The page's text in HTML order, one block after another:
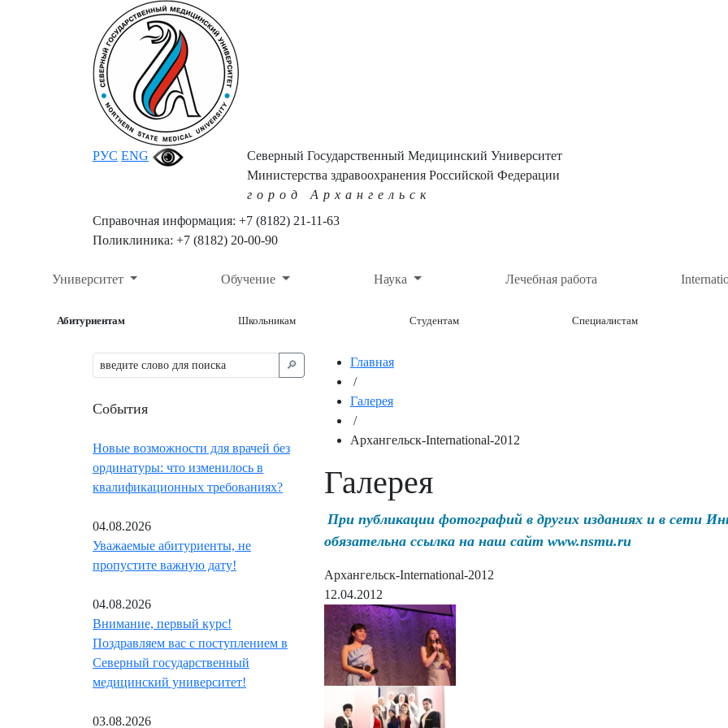
РУС ENG
Северный Государственный Медицинский Университет
Министерства здравоохранения Российской Федерации
город Архангельск
Справочная информация: +7 (8182) 21-11-63
Поликлиника: +7 (8182) 20-00-90
Университет Обучение Наука Лечебная работа
Абитуриентам Школьникам Студентам Специалистам
🔎︎
События
Новые возможности для врачей без
ординатуры: что изменилось в
квалификационных требованиях?
04.08.2026
Уважаемые абитуриенты, не
пропустите важную дату!
04.08.2026
Внимание, первый курс!
Поздравляем вас с поступлением в
Северный государственный
медицинский университет!
03.08.2026
Главная
/
Галерея
/
Архангельск-International-2012
Галерея
При публикации фотографий в других изданиях и в сети
обязательна ссылка на наш сайт www.nsmu.ru
Архангельск-International-2012
12.04.2012